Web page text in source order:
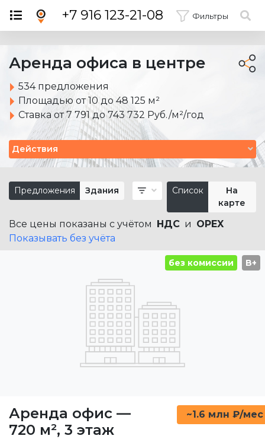
+7 916 123-21-08 Фильтры
×
Аренда офиса в центре
534 предложения
Площадью от 10 до 48 125 м²
Ставка от 7 791 до 743 732 Руб./м²/год
Действия
Предложения Здания Список
На
карте
Все цены показаны с учётом НДС и OPEX
Показывать без учёта
без комиссии B+
Аренда офис —
720 м², 3 этаж
~1.6 млн ₽/мес